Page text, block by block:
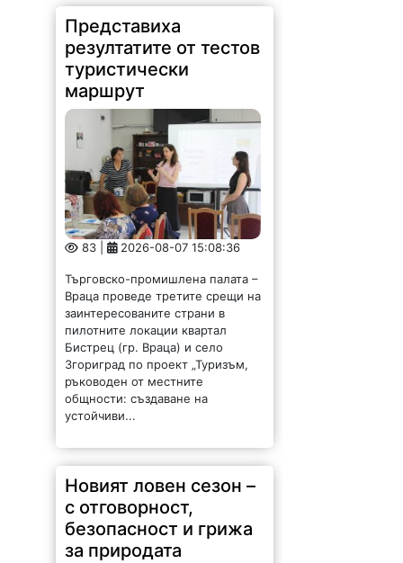
Представиха
резултатите от тестов
туристически
маршрут
83 | 2026-08-07 15:08:36
Търговско-промишлена палата –
Враца проведе третите срещи на
заинтересованите страни в
пилотните локации квартал
Бистрец (гр. Враца) и село
Згориград по проект „Туризъм,
ръководен от местните
общности: създаване на
устойчиви...
Новият ловен сезон –
с отговорност,
безопасност и грижа
за природата